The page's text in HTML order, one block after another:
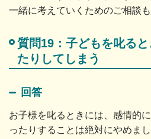
一緒に考えていくためのご相談も
質問19：子どもを叱る
たりしてしまう
回答
お子様を叱るときには、感情的
ったりすることは絶対にやめま